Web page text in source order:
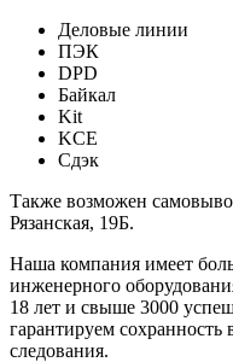
Деловые линии
ПЭК
DPD
Байкал
Kit
KCE
Сдэк
Также возможен
Рязанская, 19Б.
Наша компания имеет
инженерного
18 лет и свыше 3000
гарантируем сохранность
следования.